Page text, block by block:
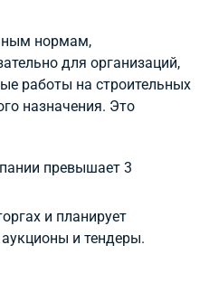
нормам,
для организаций,
работы на строительных
назначения. Это
превышает 3
и планирует
и тендеры.